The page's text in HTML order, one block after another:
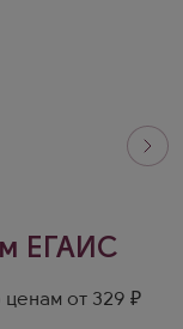
ЕГАИС
от 329 ₽